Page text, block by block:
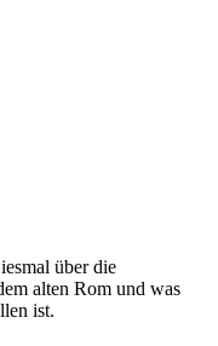
über die
alten Rom und was
ist.